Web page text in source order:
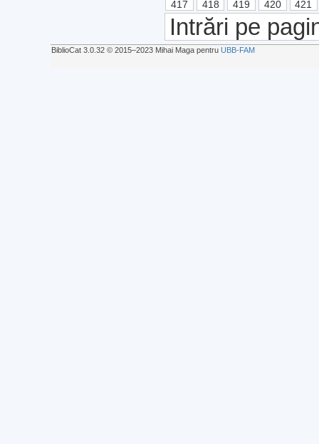
417 418 419 420 421
Intrări pe
BiblioCat 3.0.32 © 2015‒2023 Mihai Maga pentru UBB-FAM